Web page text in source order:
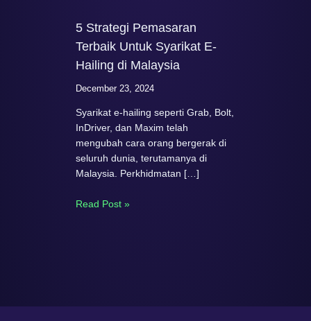
5 Strategi Pemasaran
Terbaik Untuk Syarikat E-
Hailing di Malaysia
December 23, 2024
Syarikat e-hailing seperti Grab, Bolt,
InDriver, dan Maxim telah
mengubah cara orang bergerak di
seluruh dunia, terutamanya di
Malaysia. Perkhidmatan […]
Read Post »